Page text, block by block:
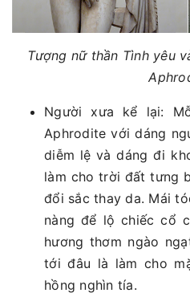
Tượng nữ thần Tình yêu
Người xưa kể lại:
Aphrodite với dáng
diễm lệ và dáng đi
làm cho trời đất tưng
đổi sắc thay da. Mái
nàng để lộ chiếc cổ
hương thơm ngào
tới đâu là làm cho
hồng nghìn tía.